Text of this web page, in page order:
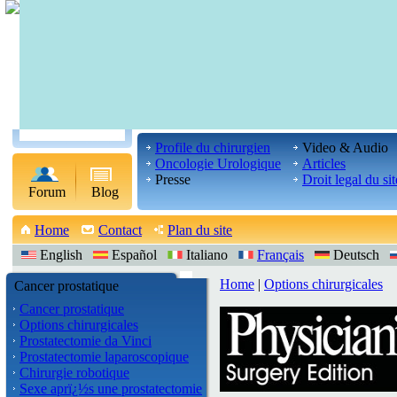
Forum Blog
Profile du chirurgien
Oncologie Urologique
Presse
Video & Audio
Articles
Droit legal du
Home Contact
Plan du site
English
Español Italiano Français Deutsch
Cancer prostatique
Cancer prostatique
Options chirurgicales
Prostatectomie da Vinci
Prostatectomie laparoscopique
Chirurgie robotique
Sexe aprï¿½s une prostatectomie
Home | Options chirurgicales